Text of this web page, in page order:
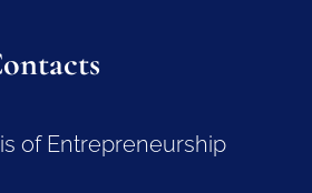
of Entrepreneurship